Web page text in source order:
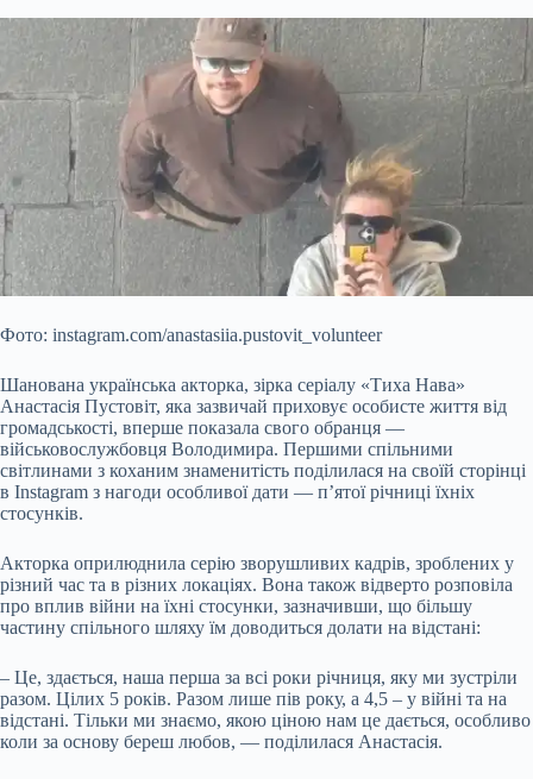
Фото: instagram.com/anastasiia.pustovit_volunteer
Шанована українська акторка, зірка серіалу «Тиха Нава»
Анастасія Пустовіт, яка зазвичай приховує особисте життя від
громадськості, вперше показала свого обранця —
військовослужбовця Володимира. Першими спільними
світлинами з коханим знаменитість поділилася на своїй сторінці
в Instagram з нагоди особливої дати — п’ятої річниці їхніх
стосунків.
Акторка оприлюднила серію зворушливих кадрів, зроблених у
різний час та в різних локаціях. Вона також відверто розповіла
про вплив війни на їхні стосунки, зазначивши, що більшу
частину спільного шляху їм доводиться долати на відстані:
– Це, здається, наша перша за всі роки річниця, яку ми зустріли
разом. Цілих 5 років. Разом лише пів року, а 4,5 – у війні та на
відстані. Тільки ми знаємо, якою ціною нам це дається, особливо
коли за основу береш любов, — поділилася Анастасія.